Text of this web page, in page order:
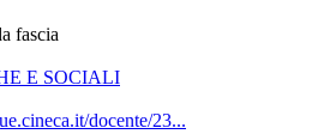
fascia
E SOCIALI
docente/23...